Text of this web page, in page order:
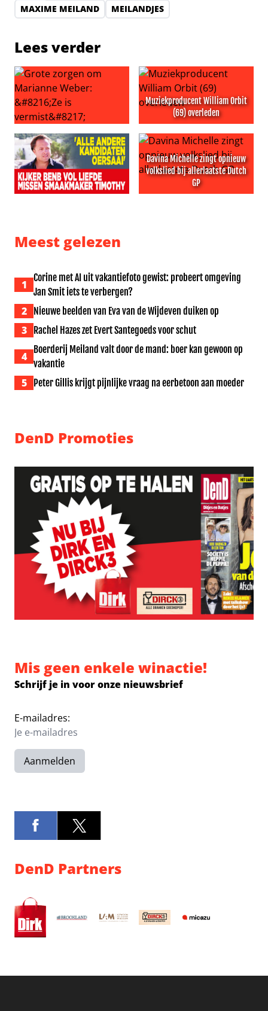
MAXIME MEILAND
MEILANDJES
Lees verder
Grote zorgen om Marianne Weber: ‘Ze is vermist’
Muziekproducent William Orbit
(69) overleden
Muziekproducent William
Davina Michelle zingt opnieuw
volkslied bij allerlaatste Dutch
GP
Meest gelezen
1
Corine met AI uit vakantiefoto gewist: probeert omgeving
Jan Smit iets te verbergen?
2 Nieuwe beelden van Eva van de Wijdeven duiken op
3 Rachel Hazes zet Evert Santegoeds voor schut
4
Boerderij Meiland valt door de mand: boer kan gewoon op
vakantie
5 Peter Gillis krijgt pijnlijke vraag na eerbetoon aan moeder
DenD Promoties
Mis geen enkele winactie!
Schrijf je in voor onze nieuwsbrief
E-mailadres:
Aanmelden
DenD Partners